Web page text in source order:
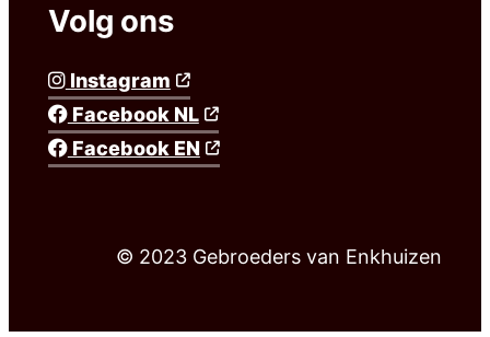
Volg ons
Instagram
Facebook NL
Facebook EN
© 2023 Gebroeders van Enkhuizen